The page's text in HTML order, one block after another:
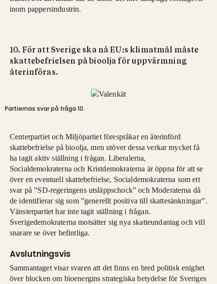
inom pappersindustrin.
10. För att Sverige ska nå EU:s klimatmål måste
skattebefrielsen på bioolja för uppvärmning
återinföras.
Partiernas svar på fråga 10.
Centerpartiet och Miljöpartiet förespråkar en återinförd
skattebefrielse på bioolja, men utöver dessa verkar mycket få
ha tagit aktiv ställning i frågan. Liberalerna,
Socialdemokraterna och Kristdemokraterna är öppna för att se
över en eventuell skattebefrielse, Socialdemokraterna som ett
svar på ”SD-regeringens utsläppschock” och Moderaterna då
de identifierar sig som ”generellt positiva till skattesänkningar”.
Vänsterpartiet har inte tagit ställning i frågan.
Sverigedemokraterna motsätter sig nya skatteundantag och vill
snarare se över befintliga.
Avslutningsvis
Sammantaget visar svaren att det finns en bred politisk enighet
över blocken om bioenergins strategiska betydelse för Sveriges